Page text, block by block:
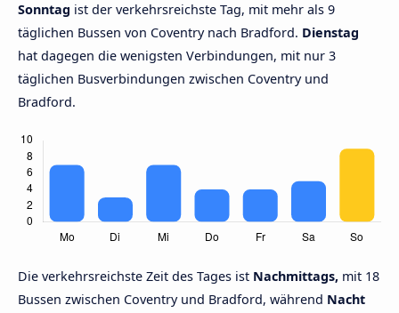
Sonntag ist der verkehrsreichste Tag, mit mehr als 9
täglichen Bussen von Coventry nach Bradford. Dienstag
hat dagegen die wenigsten Verbindungen, mit nur 3
täglichen Busverbindungen zwischen Coventry und
Bradford.
Die verkehrsreichste Zeit des Tages ist Nachmittags, mit 18
Bussen zwischen Coventry und Bradford, während Nacht